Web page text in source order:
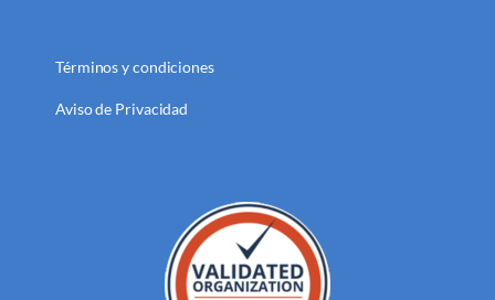
Términos y condiciones
Aviso de Privacidad